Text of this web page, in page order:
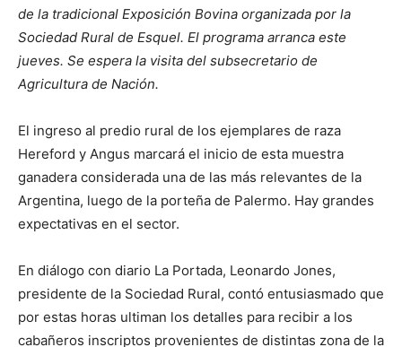
de la tradicional Exposición Bovina organizada por la
Sociedad Rural de Esquel. El programa arranca este
jueves. Se espera la visita del subsecretario de
Agricultura de Nación.
El ingreso al predio rural de los ejemplares de raza
Hereford y Angus marcará el inicio de esta muestra
ganadera considerada una de las más relevantes de la
Argentina, luego de la porteña de Palermo. Hay grandes
expectativas en el sector.
En diálogo con diario La Portada, Leonardo Jones,
presidente de la Sociedad Rural, contó entusiasmado que
por estas horas ultiman los detalles para recibir a los
cabañeros inscriptos provenientes de distintas zona de la